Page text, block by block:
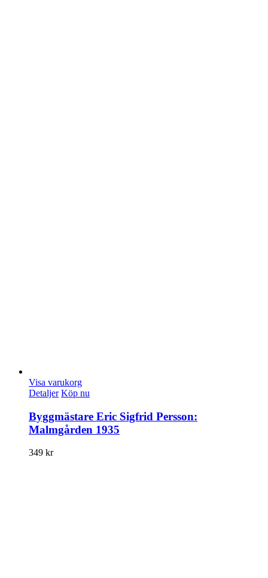
Visa varukorg
Detaljer Köp nu
Byggmästare Eric Sigfrid Persson:
Malmgården 1935
349 kr